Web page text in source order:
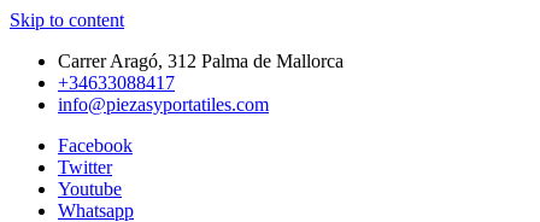
Skip to content
Carrer Aragó, 312 Palma de Mallorca
+34633088417
info@piezasyportatiles.com
Facebook
Twitter
Youtube
Whatsapp